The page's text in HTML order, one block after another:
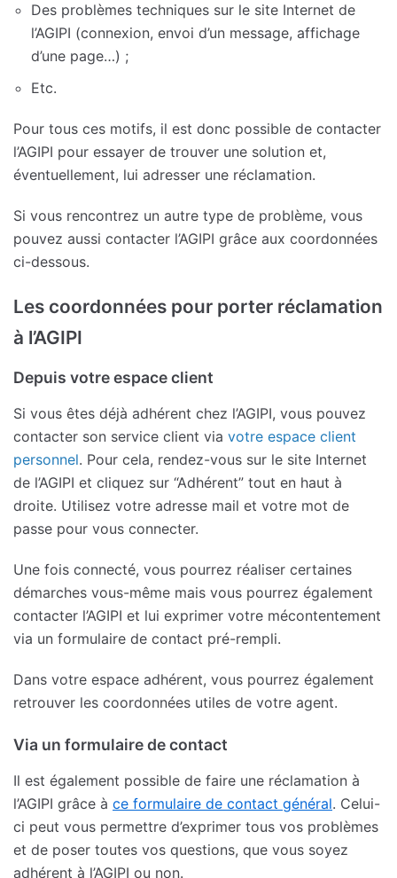
Des problèmes techniques sur le site Internet de
l’AGIPI (connexion, envoi d’un message, affichage
d’une page…) ;
Etc.
Pour tous ces motifs, il est donc possible de contacter
l’AGIPI pour essayer de trouver une solution et,
éventuellement, lui adresser une réclamation.
Si vous rencontrez un autre type de problème, vous
pouvez aussi contacter l’AGIPI grâce aux coordonnées
ci-dessous.
Les coordonnées pour porter réclamation
à l’AGIPI
Depuis votre espace client
Si vous êtes déjà adhérent chez l’AGIPI, vous pouvez
contacter son service client via votre espace client
personnel. Pour cela, rendez-vous sur le site Internet
de l’AGIPI et cliquez sur “Adhérent” tout en haut à
droite. Utilisez votre adresse mail et votre mot de
passe pour vous connecter.
Une fois connecté, vous pourrez réaliser certaines
démarches vous-même mais vous pourrez également
contacter l’AGIPI et lui exprimer votre mécontentement
via un formulaire de contact pré-rempli.
Dans votre espace adhérent, vous pourrez également
retrouver les coordonnées utiles de votre agent.
Via un formulaire de contact
Il est également possible de faire une réclamation à
l’AGIPI grâce à ce formulaire de contact général. Celui-
ci peut vous permettre d’exprimer tous vos problèmes
et de poser toutes vos questions, que vous soyez
adhérent à l’AGIPI ou non.